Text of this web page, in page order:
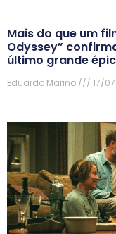
Mais do que um
Odyssey”
último grande
Eduardo Marino 17/